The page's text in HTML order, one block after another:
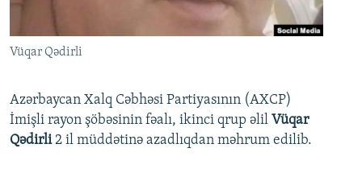
Vüqar Qədirli
Azərbaycan Xalq Cəbhəsi Partiyasının (AXCP)
İmişli rayon şöbəsinin fəalı, ikinci qrup əlil Vüqar
Qədirli2 il müddətinə azadlıqdan məhrum edilib.